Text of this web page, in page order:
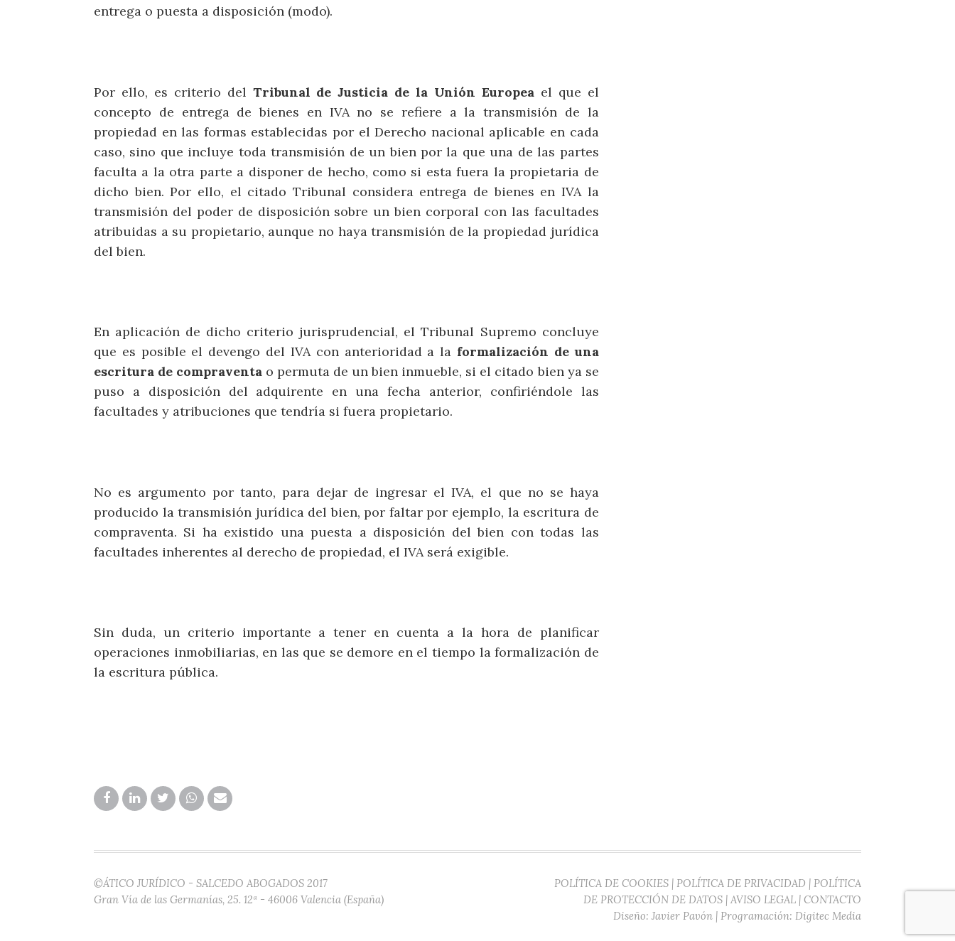
entrega o puesta a disposición (modo).
Por ello, es criterio del Tribunal de Justicia de la Unión Europea el que el
concepto de entrega de bienes en IVA no se refiere a la transmisión de la
propiedad en las formas establecidas por el Derecho nacional aplicable en cada
caso, sino que incluye toda transmisión de un bien por la que una de las partes
faculta a la otra parte a disponer de hecho, como si esta fuera la propietaria de
dicho bien. Por ello, el citado Tribunal considera entrega de bienes en IVA la
transmisión del poder de disposición sobre un bien corporal con las facultades
atribuidas a su propietario, aunque no haya transmisión de la propiedad jurídica
del bien.
En aplicación de dicho criterio jurisprudencial, el Tribunal Supremo concluye
que es posible el devengo del IVA con anterioridad a la formalización de una
escritura de compraventa o permuta de un bien inmueble, si el citado bien ya se
puso a disposición del adquirente en una fecha anterior, confiriéndole las
facultades y atribuciones que tendría si fuera propietario.
No es argumento por tanto, para dejar de ingresar el IVA, el que no se haya
producido la transmisión jurídica del bien, por faltar por ejemplo, la escritura de
compraventa. Si ha existido una puesta a disposición del bien con todas las
facultades inherentes al derecho de propiedad, el IVA será exigible.
Sin duda, un criterio importante a tener en cuenta a la hora de planificar
operaciones inmobiliarias, en las que se demore en el tiempo la formalización de
la escritura pública.
©ÁTICO JURÍDICO - SALCEDO ABOGADOS 2017
Gran Vía de las Germanías, 25. 12ª - 46006 Valencia (España)
POLÍTICA DE COOKIES | POLÍTICA DE PRIVACIDAD | POLÍTICA
DE PROTECCIÓN DE DATOS | AVISO LEGAL | CONTACTO
Diseño: Javier Pavón | Programación: Digitec Media